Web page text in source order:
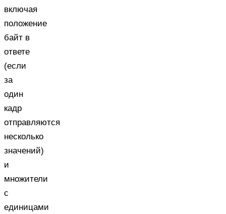
включая
положение
байт в
ответе
(если
за
один
кадр
отправляются
несколько
значений)
и
множители
с
единицами